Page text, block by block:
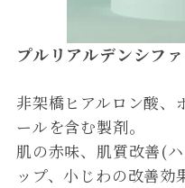
プルリアルデンシファ
非架橋ヒアルロン酸、
ールを含む製剤。
肌の赤味、肌質改善(
ップ、小じわの改善効